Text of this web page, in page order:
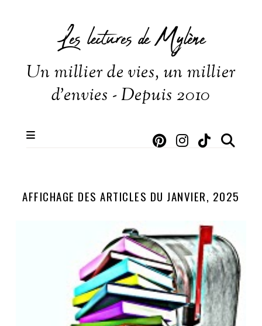
Les lectures de Mylène
Un millier de vies, un millier
d'envies - Depuis 2010
AFFICHAGE DES ARTICLES DU JANVIER, 2025